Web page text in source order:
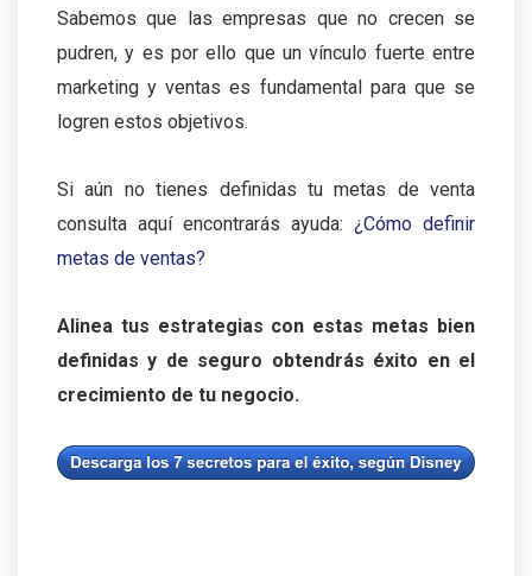
Sabemos que las empresas que no crecen se
pudren, y es por ello que un vínculo fuerte entre
marketing y ventas es fundamental para que se
logren estos objetivos.
Si aún no tienes definidas tu metas de venta
consulta aquí encontrarás ayuda: ¿Cómo definir
metas de ventas?
Alinea tus estrategias con estas metas bien
definidas y de seguro obtendrás éxito en el
crecimiento de tu negocio.